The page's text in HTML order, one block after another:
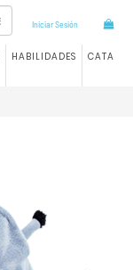
Iniciar Sesión
HABILIDADES